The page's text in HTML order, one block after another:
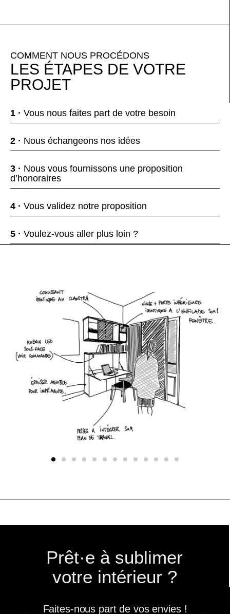
COMMENT NOUS PROCÉDONS
LES ÉTAPES DE VOTRE
PROJET
1 · Vous nous faites part de votre besoin
2 · Nous échangeons nos idées
3 · Nous vous fournissons une proposition
d’honoraires
4 · Vous validez notre proposition
5 · Voulez-vous aller plus loin ?
Prêt·e à sublimer
votre intérieur ?
Faites-nous part de vos envies !